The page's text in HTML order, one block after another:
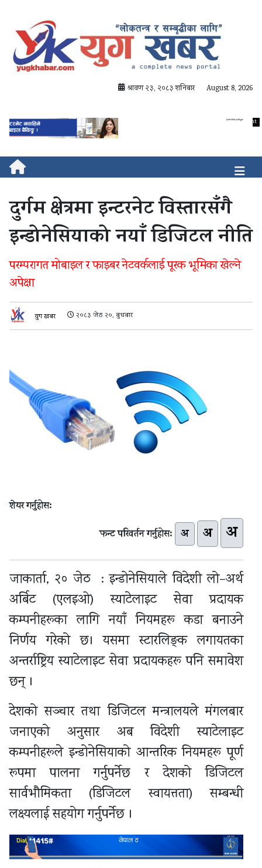
श्रावण २३, २०८३ शनिबार August 8, 2026
दुर्गम क्षेत्रमा इन्टरनेट विस्तारसँगै
इन्डोनेसियाको नयाँ डिजिटल नीति
परम्परागत मोबाइल र फाइबर नेटवर्कलाई पूरक भूमिका खेल्ने
अपेक्षा
युग खबर २०८३ जेठ २०, बुधबार
शेयर गर्नुहोस:
फन्ट परिवर्तन गर्नुहोस: अ अ अ
जाकार्ता, २० जेठ : इन्डोनेसियाले विदेशी लो–अर्थ
अर्बिट (एलइओ) स्याटेलाइट सेवा प्रदायक
कम्पनीहरूका लागि नयाँ नियमहरू कडा बनाउने
निर्णय गरेको छ। यसमा स्टारलिङ्क लगायतका
अन्तर्राष्ट्रिय स्याटेलाइट सेवा प्रदायकहरू पनि समावेश
छन् ।
देशको सञ्चार तथा डिजिटल मन्त्रालयले मंगलबार
जनाएको अनुसार अब विदेशी स्याटेलाइट
कम्पनीहरूले इन्डोनेसियाको आन्तरिक नियमहरू पूर्ण
रूपमा पालना गर्नुपर्नेछ र देशको डिजिटल
सार्वभौमिकता (डिजिटल स्वायत्तता) सम्बन्धी
लक्ष्यलाई सहयोग गर्नुपर्नेछ ।